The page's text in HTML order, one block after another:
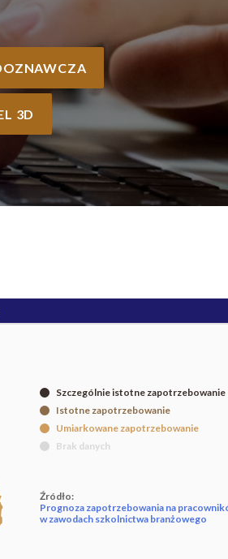
3D
Szczególnie istotne zapotrzebowanie
Istotne zapotrzebowanie
Umiarkowane zapotrzebowanie
Brak danych
Źródło:
Prognoza zapotrzebowania na
w zawodach szkolnictwa branżowego